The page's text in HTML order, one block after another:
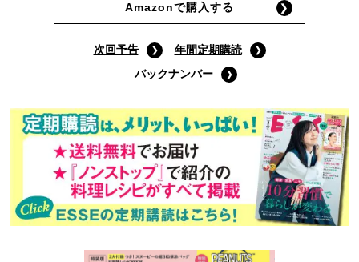
Amazonで購入する
次回予告
年間定期購読
バックナンバー